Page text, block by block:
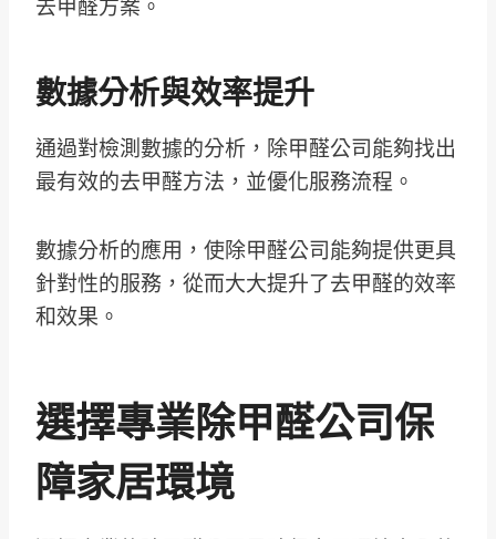
去甲醛方案。
數據分析與效率提升
通過對檢測數據的分析，除甲醛公司能夠找出
最有效的去甲醛方法，並優化服務流程。
數據分析的應用，使除甲醛公司能夠提供更具
針對性的服務，從而大大提升了去甲醛的效率
和效果。
選擇專業除甲醛公司保
障家居環境